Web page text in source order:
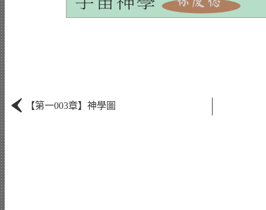
‹ 【第一003章】神學圖